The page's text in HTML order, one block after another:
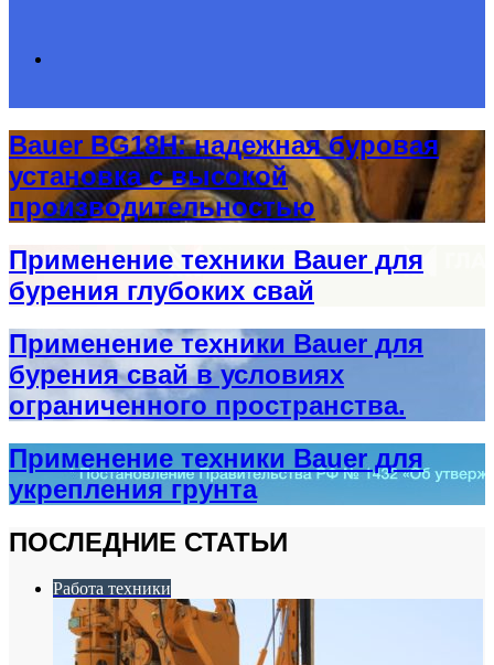
for
Bauer BG18H: надежная буровая
установка с высокой
производительностью
Применение техники Bauer для
бурения глубоких свай
Применение техники Bauer для
бурения свай в условиях
ограниченного пространства.
Применение техники Bauer для
укрепления грунта
ПОСЛЕДНИЕ СТАТЬИ
Работа техники